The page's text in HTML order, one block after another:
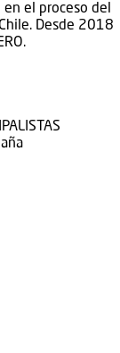
el proceso del
Desde 2018